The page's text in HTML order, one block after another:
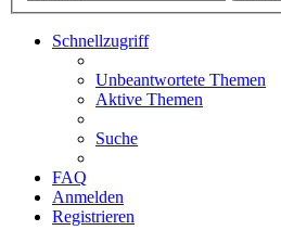
Schnellzugriff
Unbeantwortete Themen
Aktive Themen
Suche
FAQ
Anmelden
Registrieren